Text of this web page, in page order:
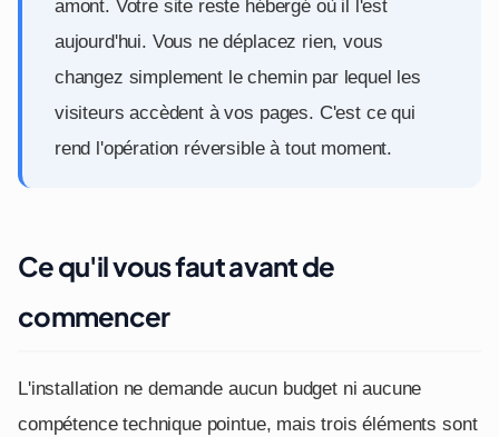
amont. Votre site reste hébergé où il l'est
aujourd'hui. Vous ne déplacez rien, vous
changez simplement le chemin par lequel les
visiteurs accèdent à vos pages. C'est ce qui
rend l'opération réversible à tout moment.
Ce qu'il vous faut avant de
commencer
L'installation ne demande aucun budget ni aucune
compétence technique pointue, mais trois éléments sont